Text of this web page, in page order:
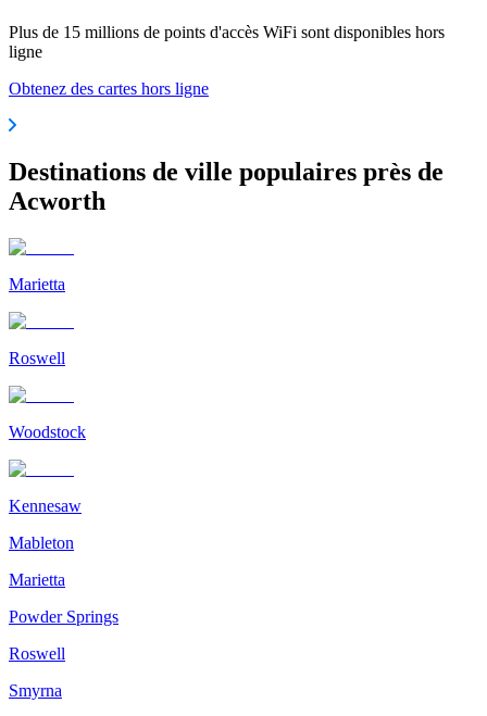
Plus de 15 millions de points d'accès WiFi sont disponibles hors
ligne
Obtenez des cartes hors ligne
Destinations de ville populaires près de
Acworth
Marietta
Roswell
Woodstock
Kennesaw
Mableton
Marietta
Powder Springs
Roswell
Smyrna